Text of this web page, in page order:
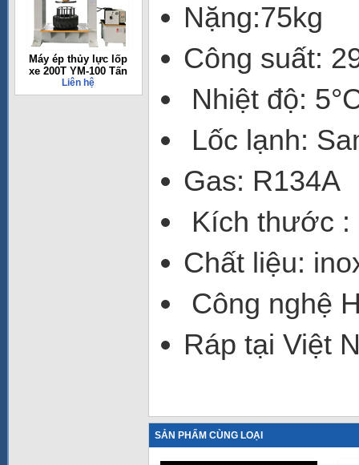
Máy ép thủy lực lốp
xe 200T YM-100 Tấn
Liên hệ
Nặng:75kg
Công suất:
Nhiệt độ:
Lốc lạnh:
Gas: R134A
Kích thước
Chất liệu:
Công nghệ
Ráp tại Việt
SẢN PHẨM CÙNG LOẠI